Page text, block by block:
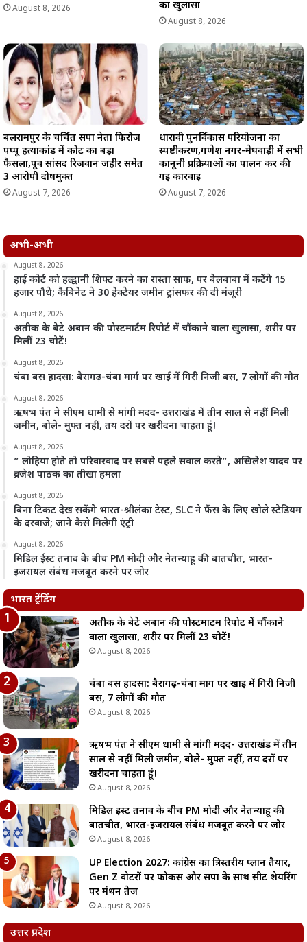
August 8, 2026
का खुलासा
August 8, 2026
बलरामपुर के चर्चित सपा नेता फिरोज
पप्पू हत्याकांड में कोर्ट का बड़ा
फैसला,पूर्व सांसद रिजवान जहीर समेत
3 आरोपी दोषमुक्त
August 7, 2026
धारावी पुनर्विकास परियोजना का
स्पष्टीकरण,गणेश नगर-मेघवाड़ी में सभी
कानूनी प्रक्रियाओं का पालन कर की
गई कार्रवाई
August 7, 2026
अभी-अभी
August 8, 2026
हाई कोर्ट को हल्द्वानी शिफ्ट करने का रास्ता साफ, पर बेलबाबा में कटेंगे 15
हजार पौधे; कैबिनेट ने 30 हेक्टेयर जमीन ट्रांसफर की दी मंजूरी
August 8, 2026
अतीक के बेटे अबान की पोस्टमार्टम रिपोर्ट में चौंकाने वाला खुलासा, शरीर पर
मिलीं 23 चोटें!
August 8, 2026
चंबा बस हादसा: बैरागढ़-चंबा मार्ग पर खाई में गिरी निजी बस, 7 लोगों की मौत
August 8, 2026
ऋषभ पंत ने सीएम धामी से मांगी मदद- उत्तराखंड में तीन साल से नहीं मिली
जमीन, बोले- मुफ्त नहीं, तय दरों पर खरीदना चाहता हूं!
August 8, 2026
” लोहिया होते तो परिवारवाद पर सबसे पहले सवाल करते”, अखिलेश यादव पर
ब्रजेश पाठक का तीखा हमला
August 8, 2026
बिना टिकट देख सकेंगे भारत-श्रीलंका टेस्ट, SLC ने फैंस के लिए खोले स्टेडियम
के दरवाजे; जाने कैसे मिलेगी एंट्री
August 8, 2026
मिडिल ईस्ट तनाव के बीच PM मोदी और नेतन्याहू की बातचीत, भारत-
इजरायल संबंध मजबूत करने पर जोर
भारत ट्रेंडिंग
अतीक के बेटे अबान की पोस्टमार्टम रिपोर्ट में चौंकाने
वाला खुलासा, शरीर पर मिलीं 23 चोटें!
August 8, 2026
चंबा बस हादसा: बैरागढ़-चंबा मार्ग पर खाई में गिरी निजी
बस, 7 लोगों की मौत
August 8, 2026
ऋषभ पंत ने सीएम धामी से मांगी मदद- उत्तराखंड में तीन
साल से नहीं मिली जमीन, बोले- मुफ्त नहीं, तय दरों पर
खरीदना चाहता हूं!
August 8, 2026
मिडिल ईस्ट तनाव के बीच PM मोदी और नेतन्याहू की
बातचीत, भारत-इजरायल संबंध मजबूत करने पर जोर
August 8, 2026
UP Election 2027: कांग्रेस का त्रिस्तरीय प्लान तैयार,
Gen Z वोटरों पर फोकस और सपा के साथ सीट शेयरिंग
पर मंथन तेज
August 8, 2026
उत्तर प्रदेश